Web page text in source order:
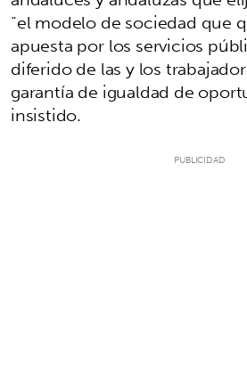
“el modelo de sociedad que
apuesta por los servicios
diferido de las y los
garantía de igualdad de
insistido.